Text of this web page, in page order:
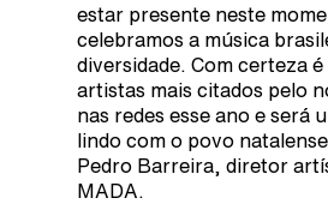
estar presente neste
celebramos a música
diversidade. Com certeza é
artistas mais citados pelo
nas redes esse ano e será
lindo com o povo
Pedro Barreira, diretor
MADA.